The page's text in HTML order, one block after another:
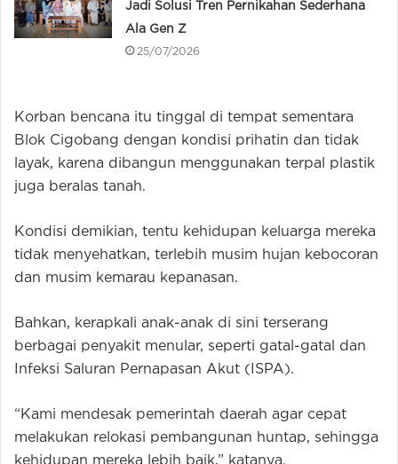
Jadi Solusi Tren Pernikahan Sederhana
Ala Gen Z
25/07/2026
Korban bencana itu tinggal di tempat sementara
Blok Cigobang dengan kondisi prihatin dan tidak
layak, karena dibangun menggunakan terpal plastik
juga beralas tanah.
Kondisi demikian, tentu kehidupan keluarga mereka
tidak menyehatkan, terlebih musim hujan kebocoran
dan musim kemarau kepanasan.
Bahkan, kerapkali anak-anak di sini terserang
berbagai penyakit menular, seperti gatal-gatal dan
Infeksi Saluran Pernapasan Akut (ISPA).
“Kami mendesak pemerintah daerah agar cepat
melakukan relokasi pembangunan huntap, sehingga
kehidupan mereka lebih baik,” katanya.